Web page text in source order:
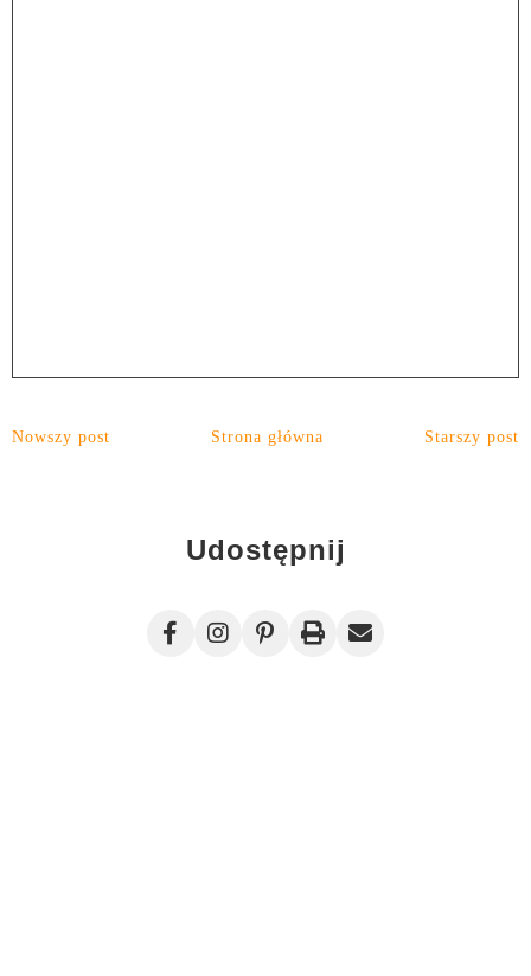
Nowszy post Starszy post
Strona główna
Udostępnij